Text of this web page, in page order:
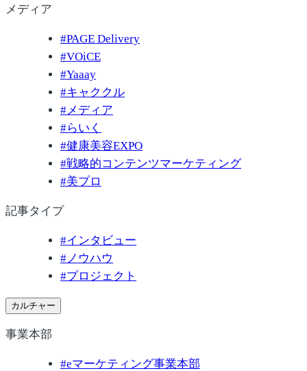
メディア
#PAGE Delivery
#VOiCE
#Yaaay
#キャククル
#メディア
#らいく
#健康美容EXPO
#戦略的コンテンツマーケティング
#美プロ
記事タイプ
#インタビュー
# ノウハウ
#プロジェクト
カルチャー
事業本部
#eマーケティング事業本部